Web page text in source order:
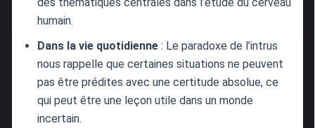
des thématiques centrales dans l’étude du cerveau
humain.
Dans la vie quotidienne: Le paradoxe de l’intrus
nous rappelle que certaines situations ne peuvent
pas être prédites avec une certitude absolue, ce
qui peut être une leçon utile dans un monde
incertain.